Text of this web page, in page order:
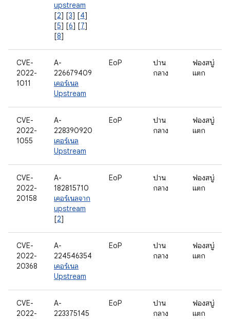
upstream
[2] [3] [4]
[5] [6] [7]
[8]
CVE-
2022-
1011
A-
226679409
เคอร์เนล
Upstream
EoP
ปาน
กลาง
ฟองสบู่
แตก
CVE-
2022-
1055
A-
228390920
เคอร์เนล
Upstream
EoP
ปาน
กลาง
ฟองสบู่
แตก
CVE-
2022-
20158
A-
182815710
เคอร์เนลจาก
upstream
[2]
EoP
ปาน
กลาง
ฟองสบู่
แตก
CVE-
2022-
20368
A-
224546354
เคอร์เนล
Upstream
EoP
ปาน
กลาง
ฟองสบู่
แตก
CVE-
2022-
A-
223375145
EoP
ปาน
กลาง
ฟองสบู่
แตก